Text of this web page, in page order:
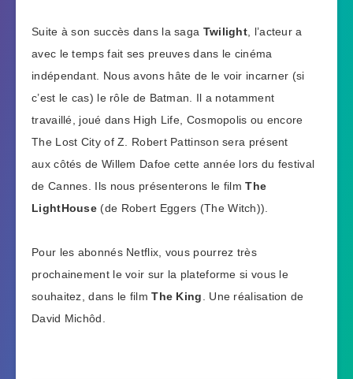
Suite à son succès dans la saga Twilight , l’acteur a
avec le temps fait ses preuves dans le cinéma
indépendant. Nous avons hâte de le voir incarner (si
c’est le cas) le rôle de Batman. Il a notamment
travaillé, joué dans High Life, Cosmopolis ou encore
The Lost City of Z. Robert Pattinson sera présent
aux côtés de Willem Dafoe cette année lors du festival
de Cannes. Ils nous présenterons le filmThe
LightHouse (de Robert Eggers (The Witch)).
Pour les abonnés Netflix, vous pourrez très
prochainement le voir sur la plateforme si vous le
souhaitez, dans le filmThe King
. Une réalisation de
David Michôd.